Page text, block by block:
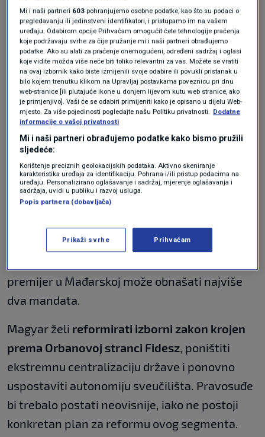
revizionizam"
SVIJET|13. tra.
Kako Magyar želi iskoristiti svoju
dvotrećinsku većinu?
Magyar obećava ponovno uspostaviti kontrolu
moći i mehanizme ravnoteže te
ponovno učiniti demokratskom pravnom
državom. Izborni pobjednik želi donijeti
ustav– sadašnji mađarski ustav dijelom je
konglomerat propagandnih članaka i odredbi
za očuvanje moći Orbanova sustava. U novom
ustavu trebali bi biti utvrđeni mehanizmi
premijer u Mađarskoj može obnašati najviše
dva mandata.
Magyar želi reformirati izborni zakon krojen
prema Orbanovoj stranci Fidesz, poništiti
ekstremnu centralizaciju države i ponovno
uspostaviti autonomiju sveučilišta. Pravosuđe
bi trebalo postati neovisnije, iako ne postoji
konkretan plan za reformu ovog segmenta.
Mi i naši partneri 603 pohranjujemo osobne podatke, kao što su podaci o
pregledavanju ili jedinstveni identifikatori, i pristupamo im na vašem
uređaju. Odabirom opcije Prihvaćam omogućit ćete tehnologije praćenja
koje podržavaju svrhe za čije pružanje mi i naši partneri obrađujemo
podatke. Ako su alati za praćenje onemogućeni, određeni sadržaj i oglasi
koje vidite možda više neće biti toliko relevantni za vas. Možete se vratiti
na ovaj izbornik kako biste izmijenili svoje odabire ili povukli pristanak u
bilo kojem trenutku klikom na Upravljaj postavkama poveznicu pri dnu
web-stranice [ili plutajuće ikone u donjem lijevom kutu web stranice, ako
je primjenjivo]. Vaši će se odabiri primijeniti kako je opisano u dijelu Web-
mjesto. Za više pojedinosti pogledajte našu Politiku privatnosti. Dodatne
informacije o vašoj privatnosti
Mi i naši partneri obrađujemo podatke kako bismo pružili
sljedeće:
Korištenje preciznih geolokacijskih podataka. Aktivno skeniranje
karakteristika uređaja za identifikaciju. Pohrana i/ili pristup podacima na
uređaju. Personalizirano oglašavanje i sadržaj, mjerenje oglašavanja i
sadržaja, uvidi u publiku i razvoj usluga.
Popis partnera (dobavljača)
Prikaži svrhe Prihvaćam